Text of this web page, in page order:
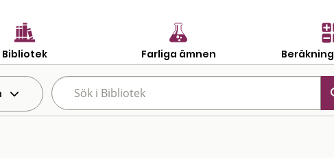
Bibliotek Farliga ämnen